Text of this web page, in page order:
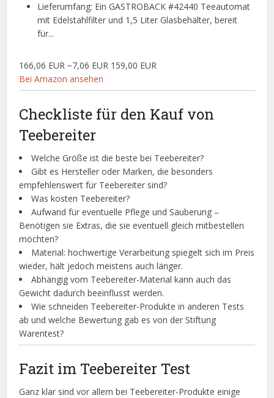
Lieferumfang: Ein GASTROBACK #42440 Teeautomat
mit Edelstahlfilter und 1,5 Liter Glasbehälter, bereit
für...
166,06 EUR −7,06 EUR 159,00 EUR
Bei Amazon ansehen
Checkliste für den Kauf von
Teebereiter
Welche Größe ist die beste bei Teebereiter?
Gibt es Hersteller oder Marken, die besonders
empfehlenswert für Teebereiter sind?
Was kosten Teebereiter?
Aufwand für eventuelle Pflege und Säuberung –
Benötigen sie Extras, die sie eventuell gleich mitbestellen
möchten?
Material: hochwertige Verarbeitung spiegelt sich im Preis
wieder, hält jedoch meistens auch länger.
Abhängig vom Teebereiter-Material kann auch das
Gewicht dadurch beeinflusst werden.
Wie schneiden Teebereiter-Produkte in anderen Tests
ab und welche Bewertung gab es von der Stiftung
Warentest?
Fazit im Teebereiter Test
Ganz klar sind vor allem bei Teebereiter-Produkte einige